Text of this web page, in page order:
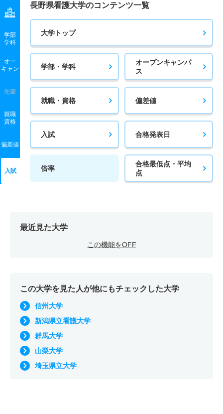
学部
学科
オー
キャン
先輩
就職
資格
偏差値
入試
長野県看護大学のコンテンツ一覧
大学トップ
学部・学科
オープンキャンパ
ス
就職・資格 偏差値
入試 合格発表日
倍率
合格最低点・平均
点
最近見た大学
この機能をOFF
この大学を見た人が他にもチェックした大学
信州大学
新潟県立看護大学
群馬大学
山梨大学
埼玉県立大学